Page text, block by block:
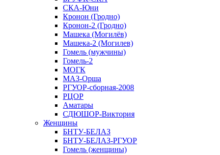
СКА-Юни
Кронон (Гродно)
Кронон-2 (Гродно)
Машека (Могилёв)
Машека-2 (Могилев)
Гомель (мужчины)
Гомель-2
МОГК
МАЗ-Орша
РГУОР-сборная-2008
РЦОР
Аматары
СДЮШОР-Виктория
Женщины
БНТУ-БЕЛАЗ
БНТУ-БЕЛАЗ-РГУОР
Гомель (женщины)